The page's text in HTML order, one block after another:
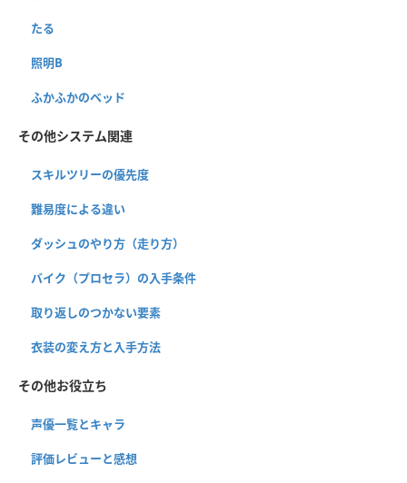
たる
照明B
ふかふかのベッド
その他システム関連
スキルツリーの優先度
難易度による違い
ダッシュのやり方（走り方）
バイク（プロセラ）の入手条件
取り返しのつかない要素
衣装の変え方と入手方法
その他お役立ち
声優一覧とキャラ
評価レビューと感想